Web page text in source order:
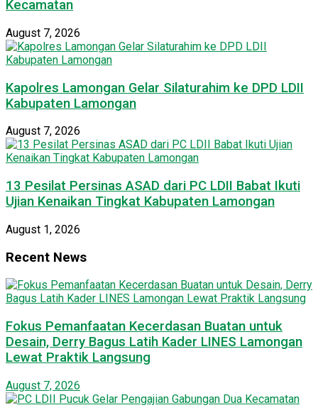
Kecamatan
August 7, 2026
Kapolres Lamongan Gelar Silaturahim ke DPD LDII
Kabupaten Lamongan
August 7, 2026
13 Pesilat Persinas ASAD dari PC LDII Babat Ikuti
Ujian Kenaikan Tingkat Kabupaten Lamongan
August 1, 2026
Recent News
Fokus Pemanfaatan Kecerdasan Buatan untuk
Desain, Derry Bagus Latih Kader LINES Lamongan
Lewat Praktik Langsung
August 7, 2026